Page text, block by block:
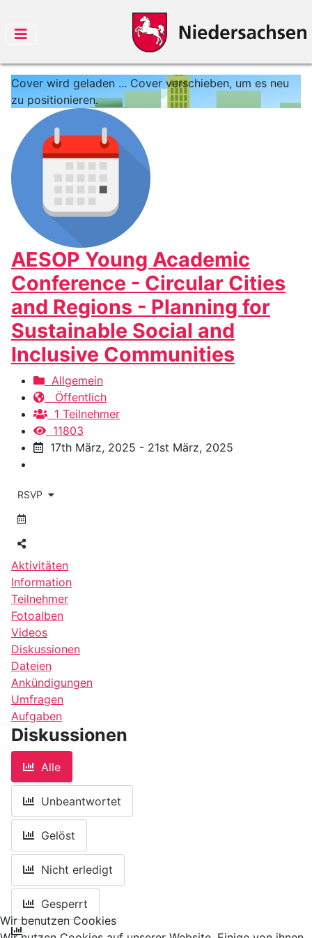
Cover wird geladen ... Cover verschieben, um es neu
zu positionieren.
AESOP Young Academic
Conference - Circular Cities
and Regions - Planning for
Sustainable Social and
Inclusive Communities
Allgemein
Öffentlich
1 Teilnehmer
11803
17th März, 2025 - 21st März, 2025
RSVP
Aktivitäten
Information
Teilnehmer
Fotoalben
Videos
Diskussionen
Dateien
Ankündigungen
Umfragen
Aufgaben
Diskussionen
Alle
Unbeantwortet
Gelöst
Nicht erledigt
Gesperrt
Wir benutzen Cookies